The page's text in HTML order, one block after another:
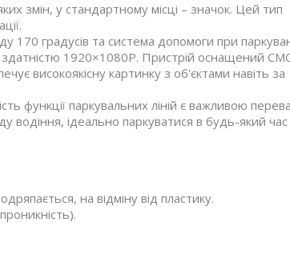
змін, у стандартному місці – значок. Цей тип
170 градусів та система допомоги при
1920×1080P. Пристрій оснащений
високоякісну картинку з об'єктами навіть за
функції паркувальних ліній є важливою
водіння, ідеально паркуватися в будь-який час
на відміну від пластику.